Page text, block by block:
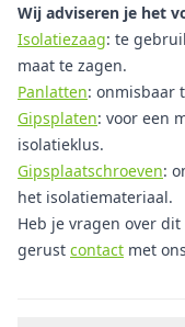
Wij adviseren je het
Isolatiezaag: te
maat te zagen.
Panlatten: onmisbaar
Gipsplaten: voor een
isolatieklus.
Gipsplaatschroeven:
het isolatiemateriaal.
Heb je vragen over
gerust contact met